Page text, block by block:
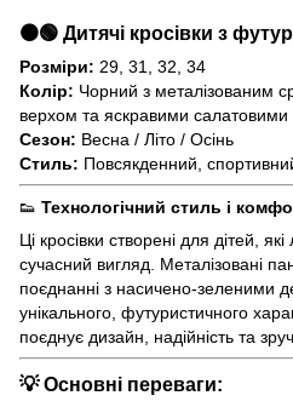
⚫🟢 Дитячі кросівки з
Розміри: 29, 31, 32, 34
Колір: Чорний з металізованим
верхом та яскравими салатовими
Сезон: Весна / Літо / Осінь
Стиль: Повсякденний,
👟 Технологічний стиль і
Ці кросівки створені для дітей,
сучасний вигляд. Металізовані
поєднанні з насичено-зеленими
унікального, футуристичного
поєднує дизайн, надійність та
💡 Основні переваги: